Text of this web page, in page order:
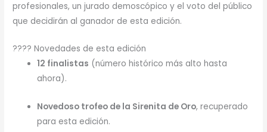
profesionales, un jurado demoscópico y el voto del público
que decidirán al ganador de esta edición.
???? Novedades de esta edición
12 finalistas (número histórico más alto hasta
ahora).
Novedoso trofeo de la Sirenita de Oro, recuperado
para esta edición.